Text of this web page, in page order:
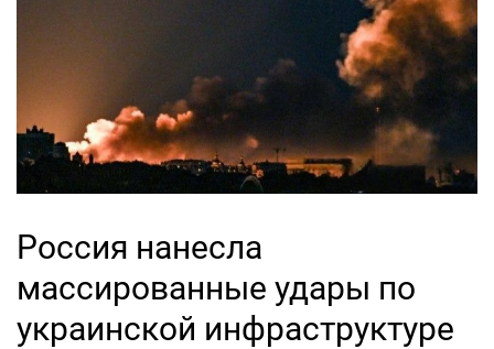
Россия нанесла
массированные удары по
украинской инфраструктуре